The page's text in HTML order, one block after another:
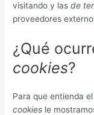
visitando y lasde
proveedores
¿Qué
cookies?
Para que entienda
cookies le